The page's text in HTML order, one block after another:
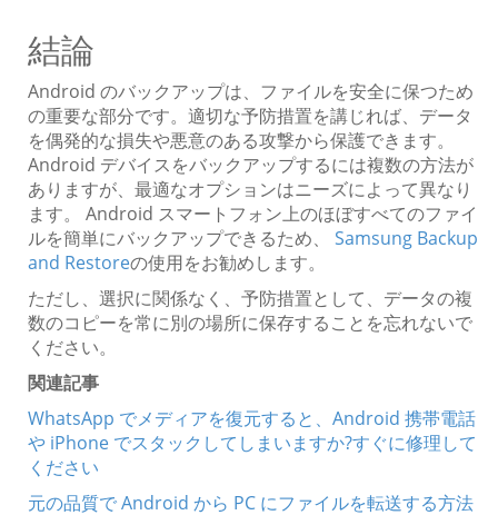
結論
Android のバックアップは、ファイルを安全に保つため
の重要な部分です。適切な予防措置を講じれば、データ
を偶発的な損失や悪意のある攻撃から保護できます。
Android デバイスをバックアップするには複数の方法が
ありますが、最適なオプションはニーズによって異なり
ます。 Android スマートフォン上のほぼすべてのファイ
ルを簡単にバックアップできるため、 Samsung Backup
and Restoreの使用をお勧めします。
ただし、選択に関係なく、予防措置として、データの複
数のコピーを常に別の場所に保存することを忘れないで
ください。
関連記事
WhatsApp でメディアを復元すると、Android 携帯電話
や iPhone でスタックしてしまいますか?すぐに修理して
ください
元の品質で Android から PC にファイルを転送する方法